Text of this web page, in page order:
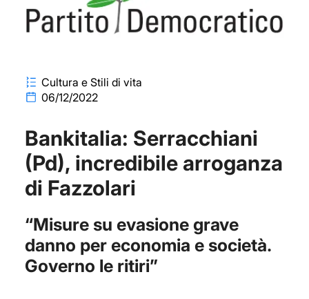
Cultura e Stili di vita
06/12/2022
Bankitalia: Serracchiani
(Pd), incredibile arroganza
di Fazzolari
“Misure su evasione grave
danno per economia e società.
Governo le ritiri”